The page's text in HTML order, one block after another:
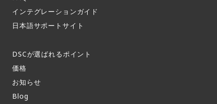
インテグレーションガイド​
日本語サポートサイト​
DSCが選ばれるポイント
価格
お知らせ​
Blog